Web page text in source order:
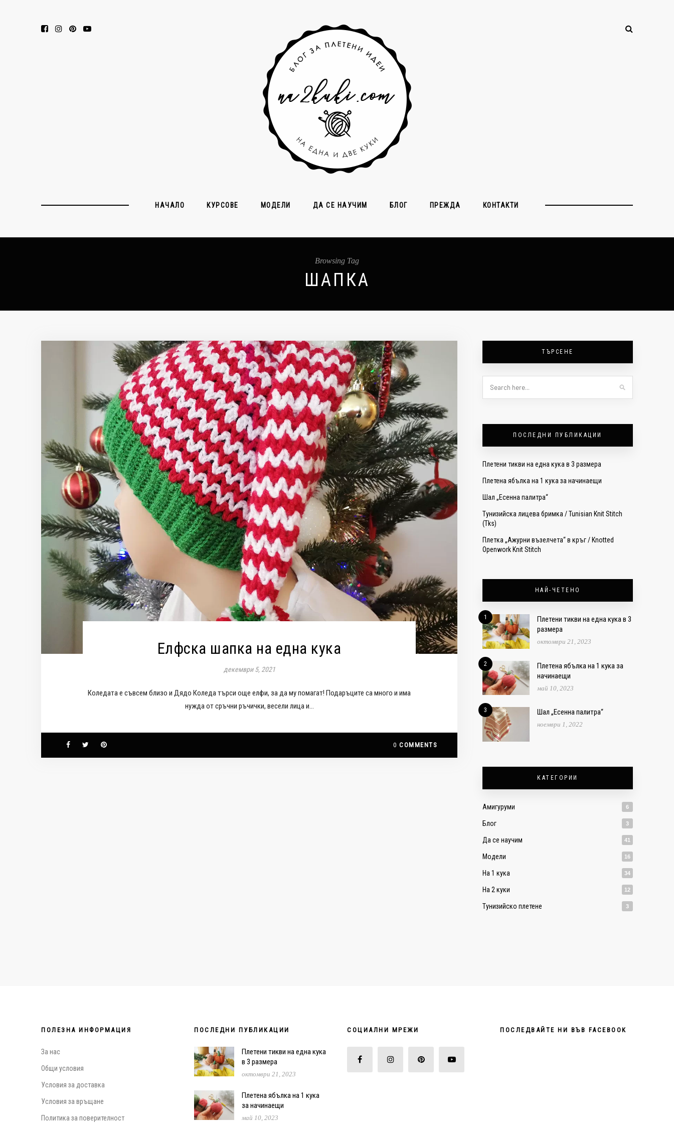
НАЧАЛО КУРСОВЕ МОДЕЛИ ДА СЕ НАУЧИМ БЛОГ ПРЕЖДА КОНТАКТИ
Browsing Tag
ШАПКА
Елфска шапка на една кука
декември 5, 2021
Коледата е съвсем близо и Дядо Коледа търси още елфи, за да му помагат! Подаръците са много и има
нужда от сръчни ръчички, весели лица и…
0 COMMENTS
ТЪРСЕНЕ
ПОСЛЕДНИ ПУБЛИКАЦИИ
Плетени тикви на една кука в 3 размера
Плетена ябълка на 1 кука за начинаещи
Шал „Есенна палитра“
Тунизийска лицева бримка / Tunisian Knit Stitch
(Tks)
Плетка „Ажурни възелчета“ в кръг / Knotted
Openwork Knit Stitch
НАЙ-ЧЕТЕНО
1
Плетени тикви на една кука в 3
размера
октомври 21, 2023
2
Плетена ябълка на 1 кука за
начинаещи
май 10, 2023
3 Шал „Есенна палитра“
ноември 1, 2022
КАТЕГОРИИ
Амигуруми 6
Блог 3
Да се научим 41
Модели 16
На 1 кука 34
На 2 куки 12
Тунизийско плетене 3
ПОЛЕЗНА ИНФОРМАЦИЯ
За нас
Общи условия
Условия за доставка
Условия за връщане
Политика за поверителност
ПОСЛЕДНИ ПУБЛИКАЦИИ
Плетени тикви на една кука
в 3 размера
октомври 21, 2023
Плетена ябълка на 1 кука
за начинаещи
май 10, 2023
СОЦИАЛНИ МРЕЖИ ПОСЛЕДВАЙТЕ НИ ВЪВ FACEBOOK